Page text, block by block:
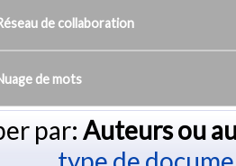
de collaboration
de mots
par: Auteurs ou